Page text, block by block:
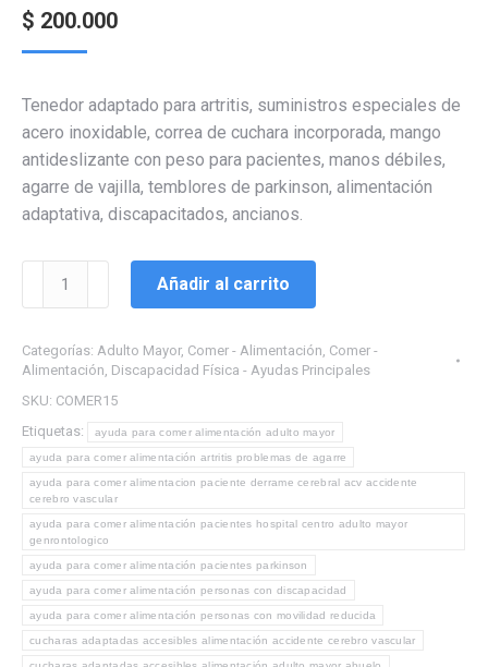
$ 200.000
Tenedor adaptado para artritis, suministros especiales de
acero inoxidable, correa de cuchara incorporada, mango
antideslizante con peso para pacientes, manos débiles,
agarre de vajilla, temblores de parkinson, alimentación
adaptativa, discapacitados, ancianos.
Tenedor
Discapacidad
Adulto
Mayor
terapia
ocupacional,Parkinson,artritis,
Ayuda
para
comer
cantidad
Añadir al carrito
Categorías: Adulto Mayor, Comer - Alimentación Comer -
Alimentación Discapacidad Física - Ayudas Principales
SKU: COMER15
Etiquetas:
ayuda para comer alimentación adulto mayor
ayuda para comer alimentación artritis problemas de agarre
ayuda para comer alimentacion paciente derrame cerebral acv accidente
cerebro vascular
ayuda para comer alimentación pacientes hospital centro adulto mayor
genrontologico
ayuda para comer alimentación pacientes parkinson
ayuda para comer alimentación personas con discapacidad
ayuda para comer alimentación personas con movilidad reducida
cucharas adaptadas accesibles alimentación accidente cerebro vascular